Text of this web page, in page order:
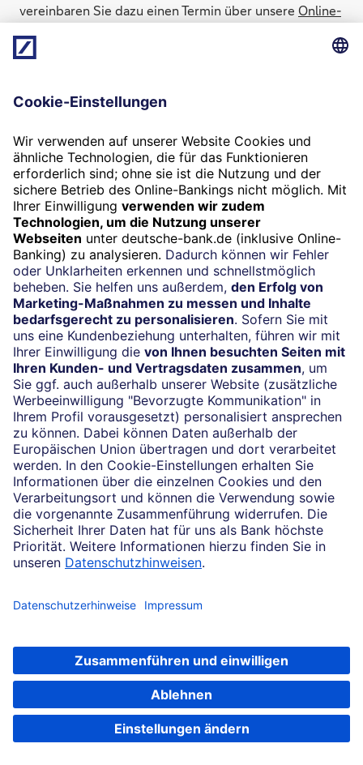
Festgeld auswählen
vereinbaren Sie dazu einen Termin über unsere Online-
Berater. Beachten Sie dabei, dass dies einige Zeit in
nicht mehr zur Verfügung steht.
Welches Konto kann ich als
Verrechnungskonto nutzen?
Als Neukunde oder Deutsche Bank Kunde ohne Konto
stellen wir Ihnen ein Verrechnungskonto ohne
monatlichen Grundpreis (Kontoführung) zur Nutzung
des ZinsMarkt zur Verfügung. Hierbei handelt es sich
um kein Zahlungsverkehrskonto und es kann nur in
Verbindung mit dem ZinsMarkt-Produkt genutzt
werden. Von diesem Konto wird der Anlagebetrag
eingezogen und nach Fälligkeit inklusive Zinsen wieder
gutgeschrieben.
Bitte beachten Sie folgendes: Für die Verwahrung von
Einlagen/Guthaben kann auf dem ZinsMarkt-
Verrechnungskonto ein variables Entgelt
(„Verwahrentgelt“) gemäß den Bestimmungen imPreis-
und Leistungsverzeichnisberechnet werden. Die Bank
kann dem Kunden dabei einen separat zu
vereinbarenden Freibetrag pro Konto einräumen, für
den sie kein Verwahrentgelt berechnet. Nähere
Einzelheiten enthalten die „Sonderbedingungen
Kontoinhaber vereinbart werden.
Deutsche Bank Zahlungsverkehrskonto (z.B.
AktivKonto, BestKonto, Das Junge Konto, PlusKonto),
ein Anlagekonto oder ein maxblue Depotkonto, nutzen
dieses zu den vereinbarten Konditionen, als
Verrechnungskonto.